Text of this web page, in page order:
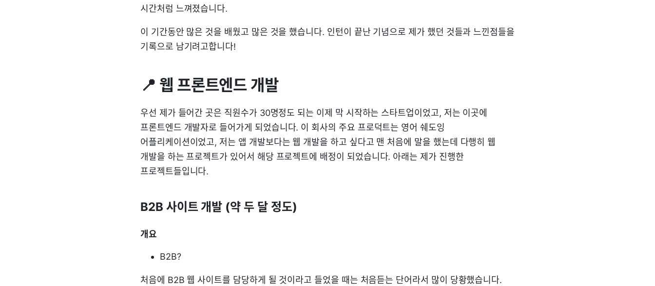
시간처럼 느껴졌습니다.
이 기간동안 많은 것을 배웠고 많은 것을 했습니다. 인턴이 끝난 기념으로 제가 했던 것들과 느낀점들을
기록으로 남기려고합니다!
📍 웹 프론트엔드 개발
우선 제가 들어간 곳은 직원수가 30명정도 되는 이제 막 시작하는 스타트업이었고, 저는 이곳에
프론트엔드 개발자로 들어가게 되었습니다. 이 회사의 주요 프로덕트는 영어 쉐도잉
어플리케이션이었고, 저는 앱 개발보다는 웹 개발을 하고 싶다고 맨 처음에 말을 했는데 다행히 웹
개발을 하는 프로젝트가 있어서 해당 프로젝트에 배정이 되었습니다. 아래는 제가 진행한
프로젝트들입니다.
B2B 사이트 개발 (약 두 달 정도)
개요
B2B?
처음에 B2B 웹 사이트를 담당하게 될 것이라고 들었을 때는 처음듣는 단어라서 많이 당황했습니다.